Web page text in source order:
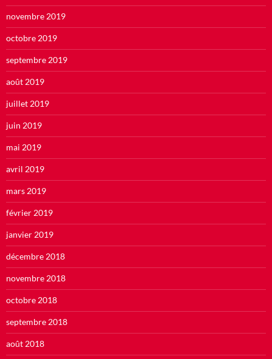
novembre 2019
octobre 2019
septembre 2019
août 2019
juillet 2019
juin 2019
mai 2019
avril 2019
mars 2019
février 2019
janvier 2019
décembre 2018
novembre 2018
octobre 2018
septembre 2018
août 2018